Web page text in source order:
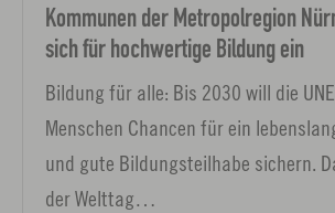
Kommunen der Metropolregion
sich für hochwertige Bildung ein
Bildung für alle: Bis 2030 will die
Menschen Chancen für ein
und gute Bildungsteilhabe sichern.
der Welttag…